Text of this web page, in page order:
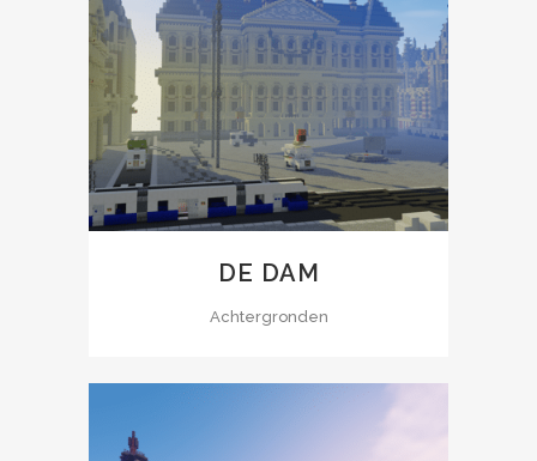
DE DAM
Achtergronden